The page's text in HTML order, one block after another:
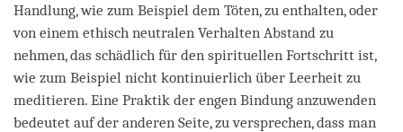
Handlung, wie zum Beispiel dem Töten, zu enthalten, oder
von einem ethisch neutralen Verhalten Abstand zu
nehmen, das schädlich für den spirituellen Fortschritt ist,
wie zum Beispiel nicht kontinuierlich über Leerheit zu
meditieren. Eine Praktik der engen Bindung anzuwenden
bedeutet auf der anderen Seite, zu versprechen, dass man